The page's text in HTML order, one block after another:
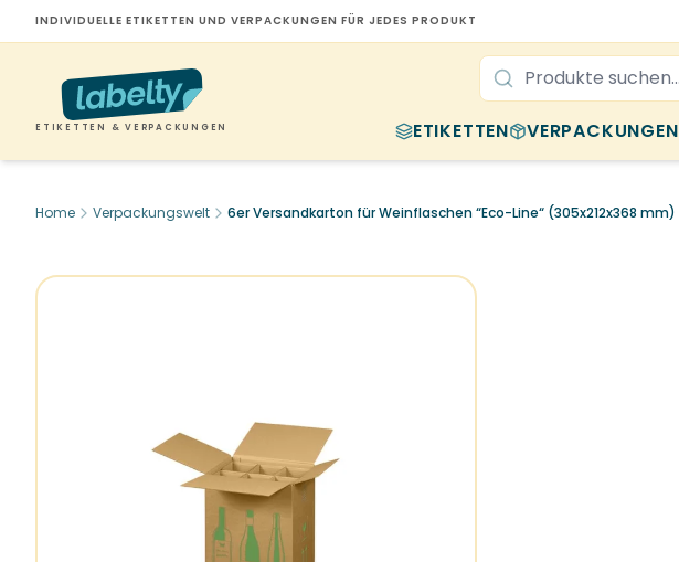
INDIVIDUELLE ETIKETTEN UND VERPACKUNGEN FÜR JEDES PRODUKT
ETIKETTEN & VERPACKUNGEN ETIKETTEN VERPACKUNGEN
Home Verpackungswelt 6er Versandkarton für Weinflaschen “Eco-Line“ (305x212x368 mm)